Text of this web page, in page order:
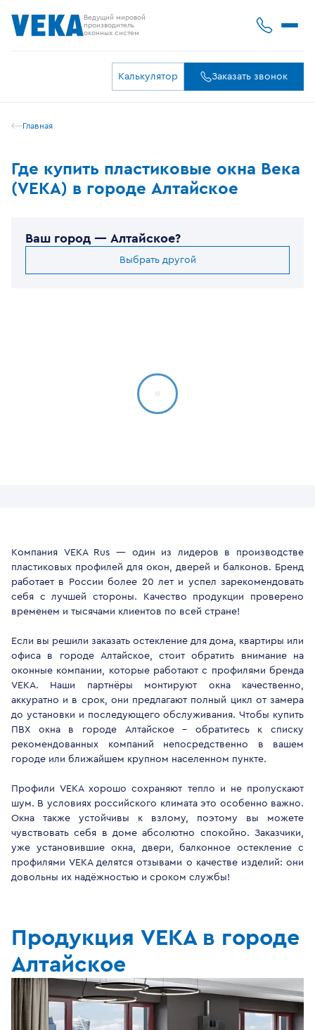
Ведущий мировой
производитель
оконных систем
Калькулятор Заказать звонок
Главная
Где купить пластиковые окна Века
(VEKA) в городе Алтайское
Ваш город — Алтайское?
Выбрать другой
Компания VEKA Rus — один из лидеров в производстве
пластиковых профилей для окон, дверей и балконов. Бренд
работает в России более 20 лет и успел зарекомендовать
себя с лучшей стороны. Качество продукции проверено
временем и тысячами клиентов по всей стране!
Если вы решили заказать остекление для дома, квартиры или
офиса в городе Алтайское, стоит обратить внимание на
оконные компании, которые работают с профилями бренда
VEKA. Наши партнёры монтируют окна качественно,
аккуратно и в срок, они предлагают полный цикл от замера
до установки и последующего обслуживания. Чтобы купить
ПВХ окна в городе Алтайское - обратитесь к списку
рекомендованных компаний непосредственно в вашем
городе или ближайшем крупном населенном пункте.
Профили VEKA хорошо сохраняют тепло и не пропускают
шум. В условиях российского климата это особенно важно.
Окна также устойчивы к взлому, поэтому вы можете
чувствовать себя в доме абсолютно спокойно. Заказчики,
уже установившие окна, двери, балконное остекление с
профилями VEKA делятся отзывами о качестве изделий: они
довольны их надёжностью и сроком службы!
Продукция VEKA в городе
Алтайское